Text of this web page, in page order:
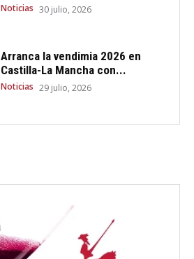
Noticias 30 julio, 2026
Arranca la vendimia 2026 en
Castilla-La Mancha con...
Noticias 29 julio, 2026